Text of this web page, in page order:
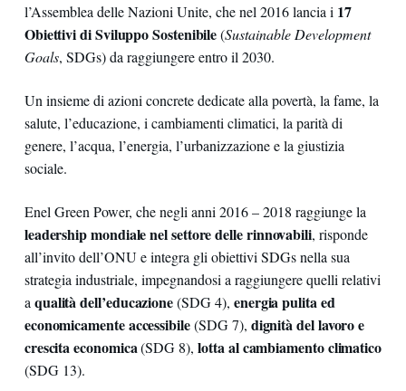
l’Assemblea delle Nazioni Unite, che nel 2016 lancia i 17
Obiettivi di Sviluppo Sostenibile(Sustainable Development
Goals, SDGs) da raggiungere entro il 2030.
Un insieme di azioni concrete dedicate alla povertà, la fame, la
salute, l’educazione, i cambiamenti climatici, la parità di
genere, l’acqua, l’energia, l’urbanizzazione e la giustizia
sociale.
Enel Green Power, che negli anni 2016 – 2018 raggiunge la
leadership mondiale nel settore delle rinnovabili, risponde
all’invito dell’ONU e integra gli obiettivi SDGs nella sua
strategia industriale, impegnandosi a raggiungere quelli relativi
aqualità dell’educazione(SDG 4), energia pulitaed
economicamente accessibile(SDG 7), dignità del lavoro e
crescita economica(SDG 8),lotta al cambiamento climatico
(SDG 13).